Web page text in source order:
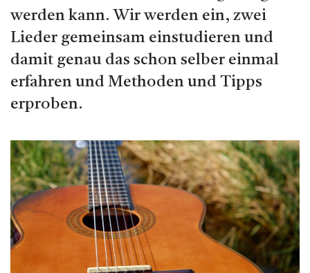
werden kann. Wir werden ein, zwei
Lieder gemeinsam einstudieren und
damit genau das schon selber einmal
erfahren und Methoden und Tipps
erproben.